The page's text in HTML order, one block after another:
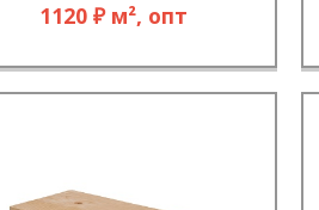
1120 ₽ м², опт